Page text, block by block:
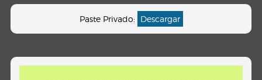
Paste Privado: Descargar